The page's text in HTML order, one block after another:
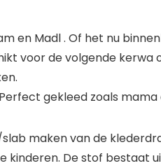
en Madl . Of het nu
voor de volgende kerwa
gekleed zoals mama
maken van de
De stof bestaat